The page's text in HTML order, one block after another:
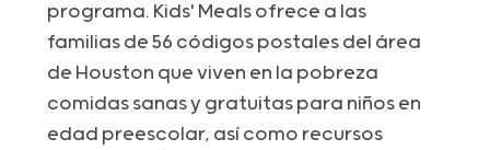
programa. Kids' Meals ofrece a las
familias de 56 códigos postales del área
de Houston que viven en la pobreza
comidas sanas y gratuitas para niños en
edad preescolar, así como recursos